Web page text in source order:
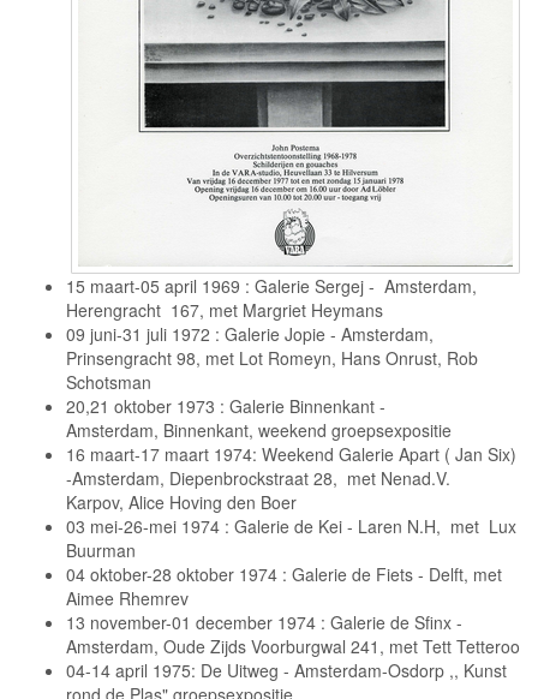
15 maart-05 april 1969 : Galerie Sergej - Amsterdam,
Herengracht 167, met Margriet Heymans
09 juni-31 juli 1972 : Galerie Jopie - Amsterdam,
Prinsengracht 98, met Lot Romeyn, Hans Onrust, Rob
Schotsman
20,21 oktober 1973 : Galerie Binnenkant -
Amsterdam, Binnenkant, weekend groepsexpositie
16 maart-17 maart 1974: Weekend Galerie Apart ( Jan Six)
-Amsterdam, Diepenbrockstraat 28, met Nenad.V.
Karpov, Alice Hoving den Boer
03 mei-26-mei 1974 : Galerie de Kei - Laren N.H, met Lux
Buurman
04 oktober-28 oktober 1974 : Galerie de Fiets - Delft, met
Aimee Rhemrev
13 november-01 december 1974 : Galerie de Sfinx -
Amsterdam, Oude Zijds Voorburgwal 241, met Tett Tetteroo
04-14 april 1975: De Uitweg - Amsterdam-Osdorp ,, Kunst
rond de Plas" groepsexpositie